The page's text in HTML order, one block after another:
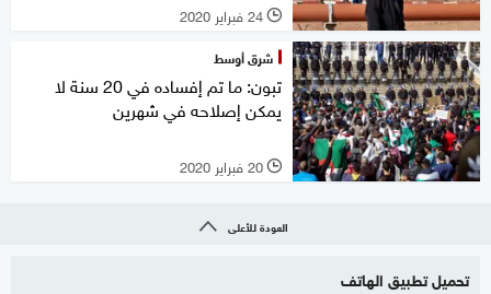
l 24 فبراير 2020
شرق أوسط
تبون: ما تم إفساده في 20 سنة لا
يمكن إصلاحه في شهرين
l 20 فبراير 2020
العودة للأعلى
تحميل تطبيق الهاتف